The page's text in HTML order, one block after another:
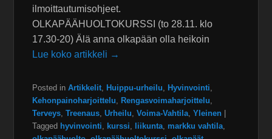
ilmoittautumisohjeet.
OLKAPÄÄHUOLTOKURSSI (to 28.11. klo
17.30-20) Älä anna olkapään olla heikoin
Lue koko artikkeli →
Posted in Artikkelit Huippu-urheilu Hyvinvointi
Kehonpainoharjoittelu
Rengasvoimaharjoittelu
Terveys ,Treenaus ,Urheilu ,Voima-Vahtila ,Yleinen |
Tagged hyvinvointi kurssi liikunta markku vahtila